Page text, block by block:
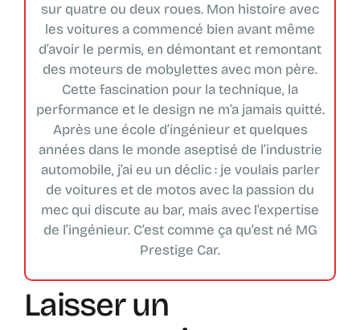
sur quatre ou deux roues. Mon histoire avec
les voitures a commencé bien avant même
d’avoir le permis, en démontant et remontant
des moteurs de mobylettes avec mon père.
Cette fascination pour la technique, la
performance et le design ne m’a jamais quitté.
Après une école d’ingénieur et quelques
années dans le monde aseptisé de l’industrie
automobile, j’ai eu un déclic : je voulais parler
de voitures et de motos avec la passion du
mec qui discute au bar, mais avec l’expertise
de l’ingénieur. C’est comme ça qu’est né MG
Prestige Car.
Laisser un